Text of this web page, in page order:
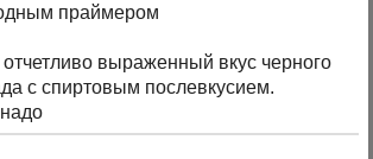
праймером
выраженный вкус черного
с спиртовым послевкусием.